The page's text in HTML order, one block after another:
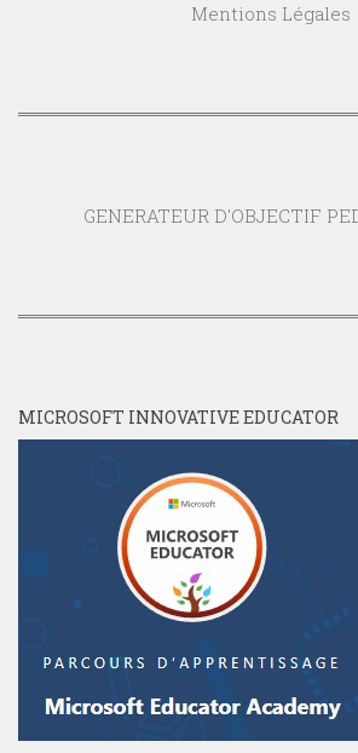
Mentions Légales
GENERATEUR D'OBJECTIF
MICROSOFT INNOVATIVE EDUCATOR